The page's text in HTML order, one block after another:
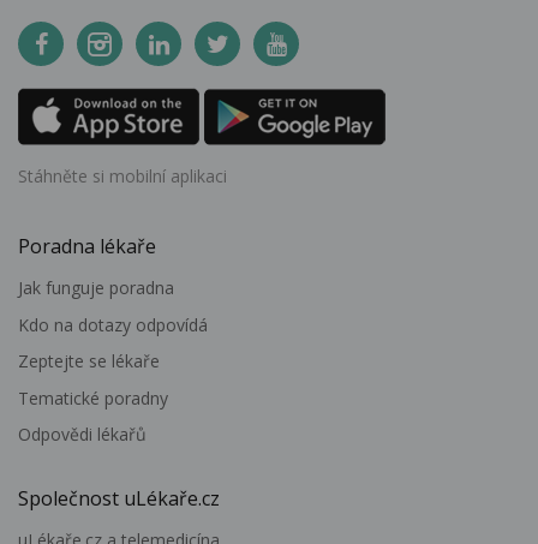
Stáhněte si mobilní aplikaci
Poradna lékaře
Jak funguje poradna
Kdo na dotazy odpovídá
Zeptejte se lékaře
Tematické poradny
Odpovědi lékařů
Společnost uLékaře.cz